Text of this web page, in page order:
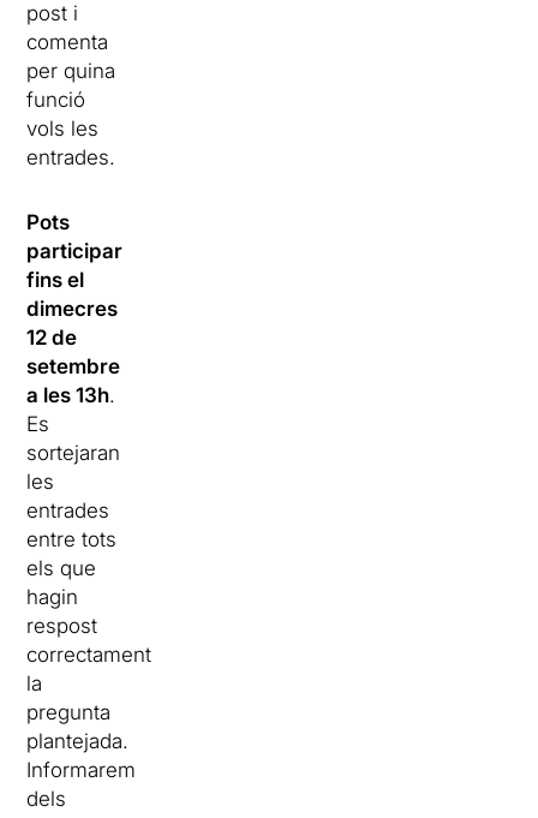
post i
comenta
per quina
funció
vols les
entrades.
Pots
participar
fins el
dimecres
12 de
setembre
a les 13h.
Es
sortejaran
les
entrades
entre tots
els que
hagin
respost
correctament
la
pregunta
plantejada.
Informarem
dels